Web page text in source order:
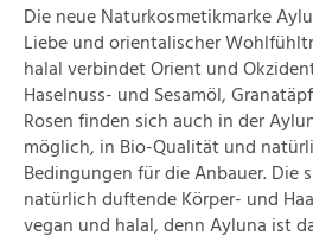
Die neue Naturkosmetikmarke
Liebe und orientalischer
halal verbindet Orient und
Haselnuss- und Sesamöl,
Rosen finden sich auch in der
möglich, in Bio-Qualität und
Bedingungen für die Anbauer. Die
natürlich duftende Körper- und
vegan und halal, denn Ayluna ist